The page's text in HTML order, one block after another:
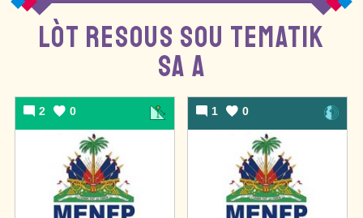
LÒT RESOUS SOU TEMATIK
SA A
2 0 1 0